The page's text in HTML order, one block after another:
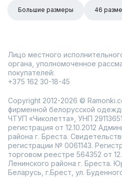
Большие размеры 46
Лицо местного
органа, уполномоченное
покупателей:
+375 162 30-18-45
Copyright 2012-2026 ©
фирменной белорусской
ЧТУП «Чиколетта», УНП
регистрация от 12.10.2012
района г. Бреста.
регистрации № 0061143.
торговом реестре 564352 от
Ленинского района г. Бреста.
Беларусь, г.Брест, ул.